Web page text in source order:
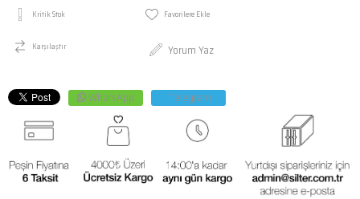
Kritik Stok Favorilere Ekle
Karşılaştır Yorum Yaz
WhatsApp Telegram